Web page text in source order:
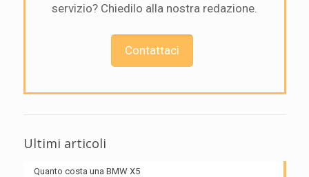
servizio? Chiedilo alla nostra redazione.
Contattaci
Ultimi articoli
Quanto costa una BMW X5